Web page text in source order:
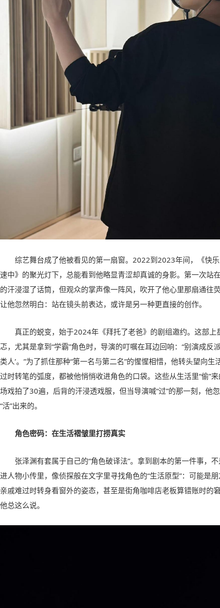
综艺舞台成了他被看见的第一扇窗。2022到2023年间，《快
速中》的聚光灯下，总能看到他略显青涩却真诚的身影。第一次站
的汗浸湿了话筒，但观众的掌声像一阵风，吹开了他心里那扇通往
让他忽然明白：站在镜头前表达，或许是另一种更直接的创作。
真正的蜕变，始于2024年《拜托了老爸》的剧组邀约。这部
忑，尤其是拿到“学霸”角色时，导演的叮嘱在耳边回响：“别演成反
类人’。”为了抓住那种“第一名与第二名”的惺惺相惜，他转头望向
过时转笔的弧度，都被他悄悄收进角色的口袋。这些从生活里“偷”
场戏拍了30遍，后背的汗浸透戏服，但当导演喊“过”的那一刻，他
“活”出来的。
角色密码：在生活褶皱里打捞真实
张泽渊有套属于自己的“角色破译法”。拿到剧本的第一件事，
进人物小传里，像侦探般在文字里寻找角色的“生活原型”：可能是
亲戚难过时转身看窗外的姿态，甚至是街角咖啡店老板算错账时的
他总这么说。